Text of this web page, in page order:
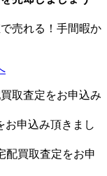
売れる！手間暇か
取査定をお申込み
お申込み頂きまし
配買取査定をお申